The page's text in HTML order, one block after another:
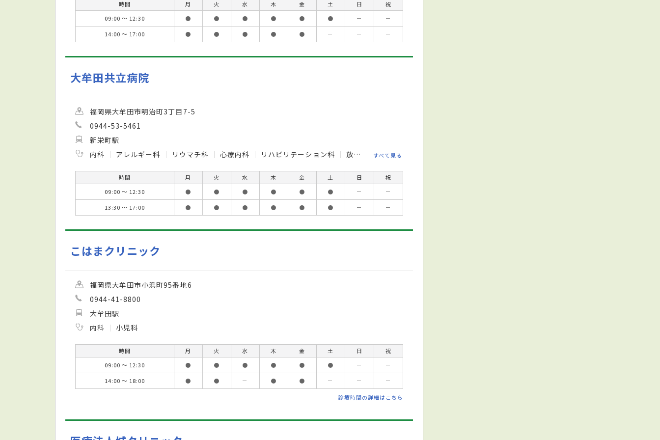
時間 月 火 水 木 金 土 日
祝
09:00 ～ 12:30
● ● ● ● ● ● －
－
14:00 ～ 17:00
● ● ● ● ● － － －
大牟田共立病院
福岡県大牟田市明治町3丁目7-5
0944-53-5461
新栄町駅
内科
アレルギー科 リウマチ科 心療内科 リハビリテーション科 放射線科 すべて見る
時間 月 火 水 木 金 土 日
祝
09:00 ～ 12:30
● ● ● ● ● ● －
－
13:30 ～ 17:00
● ● ● ● ● ● － －
こはまクリニック
福岡県大牟田市小浜町95番地6
0944-41-8800
大牟田駅
内科
小児科
時間 月 火 水 木 金 土 日
祝
09:00 ～ 12:30
● ● ● ● ● ● －
－
14:00 ～ 18:00
● ● － ● ● － － －
診療時間の詳細はこちら